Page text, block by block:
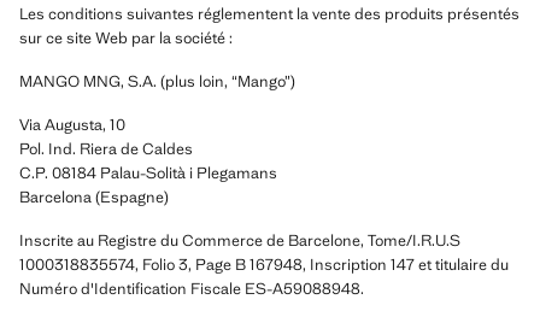
Les conditions suivantes réglementent la vente des produits présentés
sur ce site Web par la société :
MANGO MNG, S.A. (plus loin, “Mango”)
Via Augusta, 10
Pol. Ind. Riera de Caldes
C.P. 08184 Palau-Solità i Plegamans
Barcelona (Espagne)
Inscrite au Registre du Commerce de Barcelone, Tome/I.R.U.S
1000318835574, Folio 3, Page B 167948, Inscription 147 et titulaire du
Numéro d'Identification Fiscale ES-A59088948.